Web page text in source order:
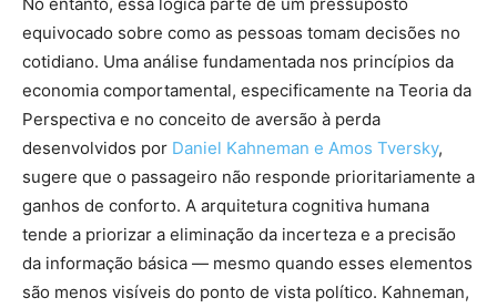
equivocado sobre como as pessoas tomam decisões no
cotidiano. Uma análise fundamentada nos princípios da
economia comportamental, especificamente na Teoria da
Perspectiva e no conceito de aversão à perda
desenvolvidos por Daniel Kahneman e Amos Tversky,
sugere que o passageiro não responde prioritariamente a
ganhos de conforto. A arquitetura cognitiva humana
tende a priorizar a eliminação da incerteza e a precisão
da informação básica — mesmo quando esses elementos
são menos visíveis do ponto de vista político. Kahneman,